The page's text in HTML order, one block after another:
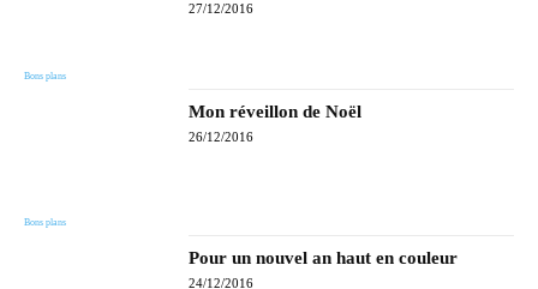
Bons plans
27/12/2016
Bons plans
Mon réveillon de Noël
26/12/2016
Pour un nouvel an haut en couleur
24/12/2016